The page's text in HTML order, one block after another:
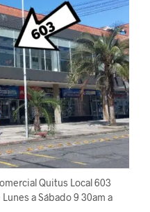
Quitus Local 603
a Sábado 9 30am a